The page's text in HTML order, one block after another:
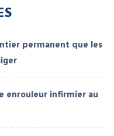
permanent que les
enrouleur infirmier au